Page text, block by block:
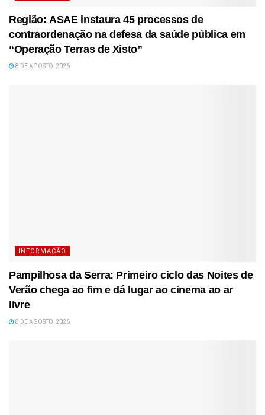
Região: ASAE instaura 45 processos de
contraordenação na defesa da saúde pública em
“Operação Terras de Xisto”
8 DE AGOSTO, 2026
INFORMAÇÃO
Pampilhosa da Serra: Primeiro ciclo das Noites de
Verão chega ao fim e dá lugar ao cinema ao ar
livre
8 DE AGOSTO, 2026